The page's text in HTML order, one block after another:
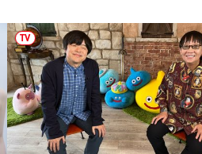
TV